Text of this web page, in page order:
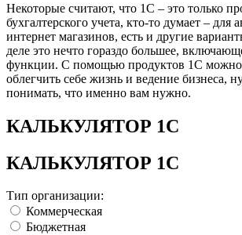
Некоторые считают, что 1С – это только
бухгалтерского учета, кто-то думает – для
интернет магазинов, есть и другие
деле это нечто гораздо большее,
функции. С помощью продуктов 1С можно
облегчить себе жизнь и ведение бизнеса,
понимать, что именно вам нужно.
КАЛЬКУЛЯТОР 1С
КАЛЬКУЛЯТОР 1С
Тип организации:
Коммерческая
Бюджетная